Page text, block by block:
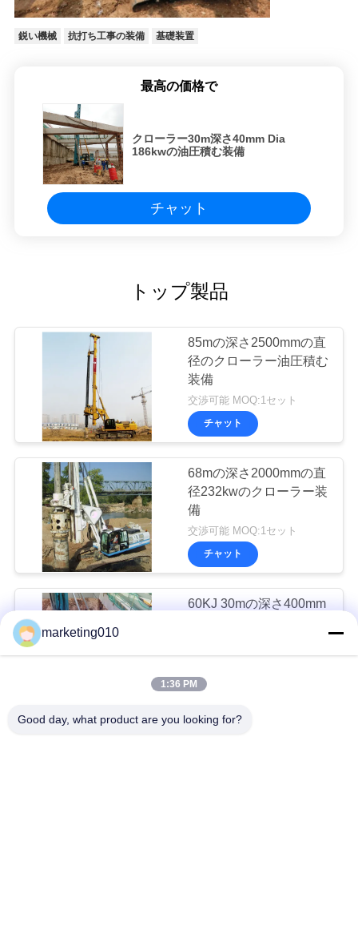
リ
シ鋭い機械 抗打ち工事の装備 基礎装置
最高の価格で
クローラー30m深さ40mm Dia
186kwの油圧積む装備
チャット
トップ製品
85mの深さ2500mmの直
径のクローラー油圧積む
装備
交渉可能 MOQ:1セット
チャット
68mの深さ2000mmの直
径232kwのクローラー装
備
交渉可能 MOQ:1セット
チャット
60KJ 30mの深さ400mm
チャット
marketing010
1:36 PM
Good day, what product are you looking for?